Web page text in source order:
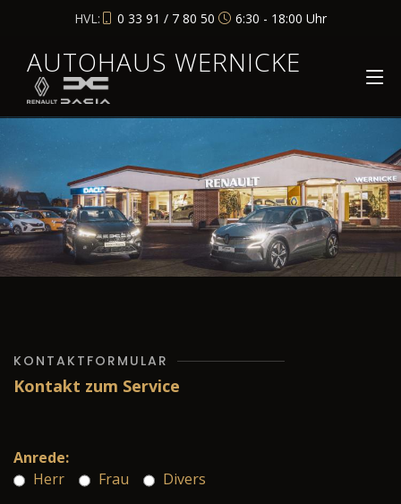
HVL: 0 33 91 / 7 80 50 6:30 - 18:00 Uhr
AUTOHAUS WERNICKE
KONTAKTFORMULAR
Kontakt zum Service
Anrede:
Herr
Frau Divers